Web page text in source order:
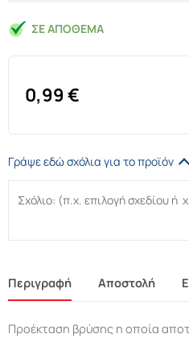
ΣΕ ΑΠΌΘΕΜΑ
0,99 €
Γράψε εδώ σχόλια για το προϊόν
Περιγραφή Αποστολή
Προέκταση βρύσης η οποία